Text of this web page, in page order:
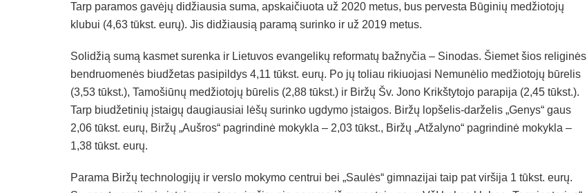
Tarp paramos gavėjų didžiausia suma, apskaičiuota už 2020 metus, bus pervesta Būginių medžiotojų
klubui (4,63 tūkst. eurų). Jis didžiausią paramą surinko ir už 2019 metus.
Solidžią sumą kasmet surenka ir Lietuvos evangelikų reformatų bažnyčia – Sinodas. Šiemet šios religinės
bendruomenės biudžetas pasipildys 4,11 tūkst. eurų. Po jų toliau rikiuojasi Nemunėlio medžiotojų būrelis
(3,53 tūkst.), Tamošiūnų medžiotojų būrelis (2,88 tūkst.) ir Biržų Šv. Jono Krikštytojo parapija (2,45 tūkst.).
Tarp biudžetinių įstaigų daugiausiai lėšų surinko ugdymo įstaigos. Biržų lopšelis-darželis „Genys“ gaus
2,06 tūkst. eurų, Biržų „Aušros“ pagrindinė mokykla – 2,03 tūkst., Biržų „Atžalyno“ pagrindinė mokykla –
1,38 tūkst. eurų.
Parama Biržų technologijų ir verslo mokymo centrui bei „Saulės“ gimnazijai taip pat viršija 1 tūkst. eurų.